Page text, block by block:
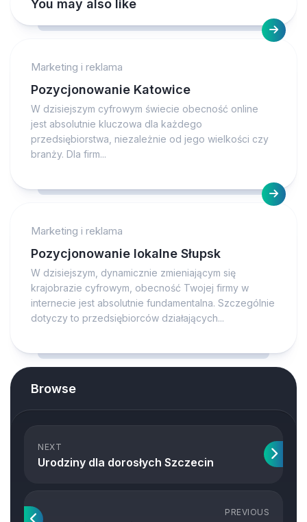
You may also like
Marketing i reklama
Pozycjonowanie Katowice
W dzisiejszym cyfrowym świecie obecność online
jest absolutnie kluczowa dla każdego
przedsiębiorstwa, niezależnie od jego wielkości czy
branży. Dla firm...
Marketing i reklama
Pozycjonowanie lokalne Słupsk
W dzisiejszym, dynamicznie zmieniającym się
krajobrazie cyfrowym, obecność Twojej firmy w
internecie jest absolutnie fundamentalna. Szczególnie
dotyczy to przedsiębiorców działających...
Browse
NEXT
Urodziny dla dorosłych Szczecin
PREVIOUS